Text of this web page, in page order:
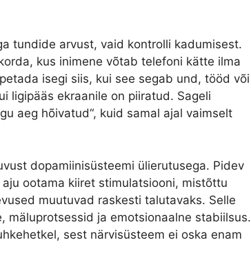
tundide arvust, vaid kontrolli kadumisest.
kus inimene võtab telefoni kätte ilma
isegi siis, kui see segab und, tööd või
ligipääs ekraanile on piiratud. Sageli
aeg hõivatud“, kuid samal ajal vaimselt
dopamiinisüsteemi ülierutusega. Pidev
ootama kiiret stimulatsiooni, mistõttu
muutuvad raskesti talutavaks. Selle
mäluprotsessid ja emotsionaalne stabiilsus.
sest närvisüsteem ei oska enam